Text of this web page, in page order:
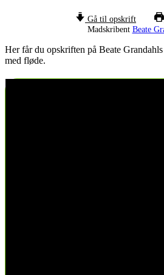
Gå til opskrift
Madskribent Beate
Her får du opskriften på Beate
med fløde.